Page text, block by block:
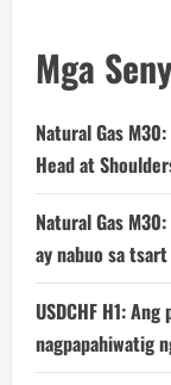
Mga
Natural Gas
Head at
Natural Gas
ay nabuo sa tsart
USDCHF H1:
nagpapahiwatig